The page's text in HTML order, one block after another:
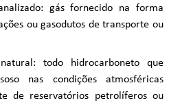
gás fornecido na forma
ou gasodutos de transporte ou
todo hidrocarboneto que
nas condições atmosféricas
de reservatórios petrolíferos ou